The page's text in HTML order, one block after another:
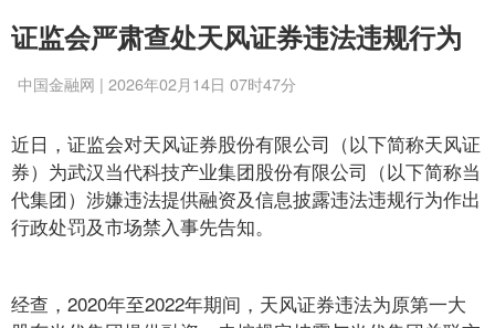
证监会严肃查处天风证券违法违规行为
中国金融网 | 2026年02月14日 07时47分
近日，证监会对天风证券股份有限公司（以下简称天风证
券）为武汉当代科技产业集团股份有限公司（以下简称当
代集团）涉嫌违法提供融资及信息披露违法违规行为作出
行政处罚及市场禁入事先告知。
经查，2020年至2022年期间，天风证券违法为原第一大